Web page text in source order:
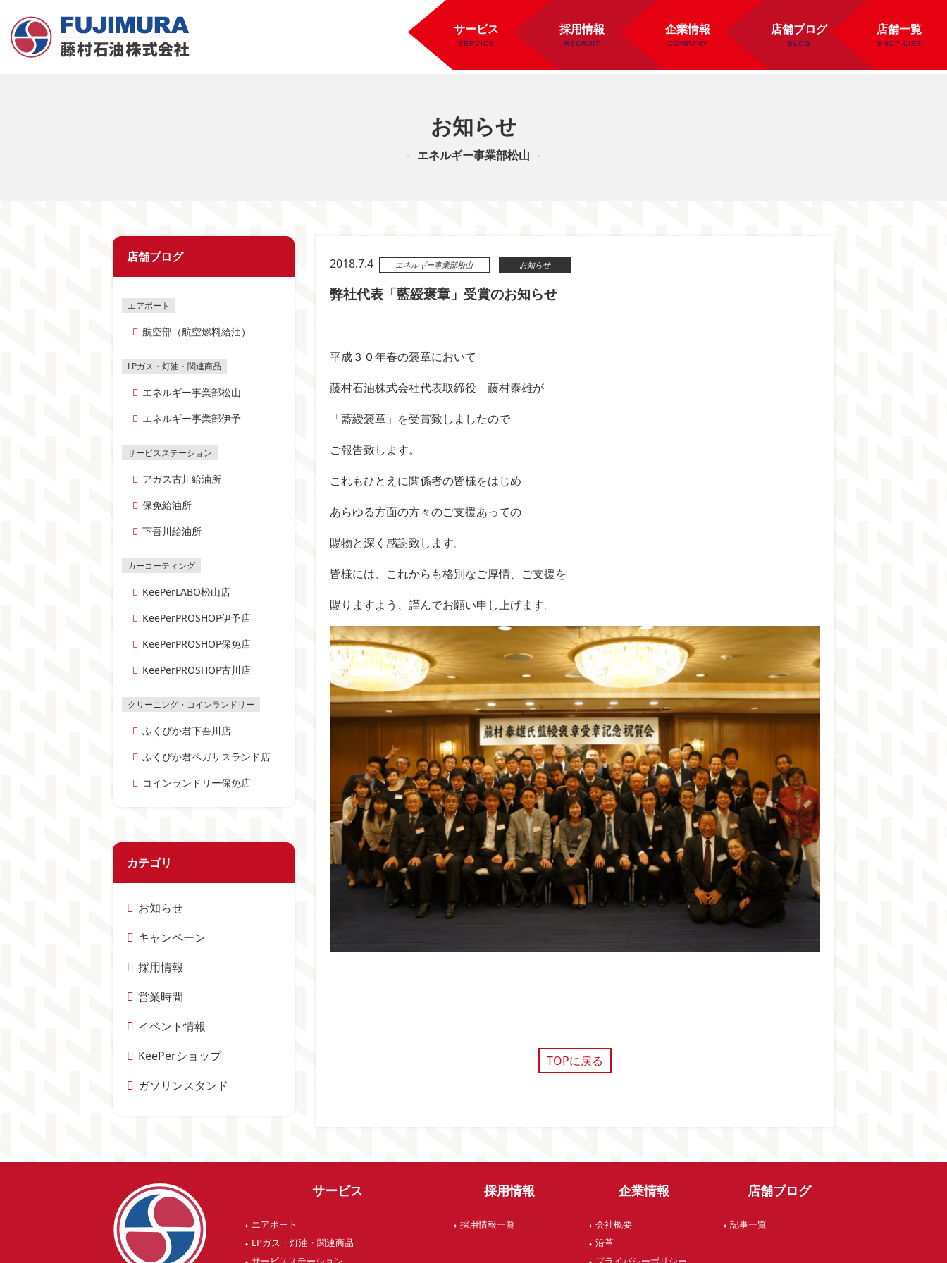
サービス 採用情報 企業情報 店舗ブログ 店舗一覧
お知らせ
エネルギー事業部松山
店舗ブログ
航空部（航空燃料給油）
エネルギー事業部松山
エネルギー事業部伊予
アガス古川給油所
保免給油所
下吾川給油所
KeePerLABO松山店
KeePerPROSHOP伊予店
KeePerPROSHOP保免店
KeePerPROSHOP古川店
ふくぴか君下吾川店
ふくぴか君ペガサスランド店
コインランドリー保免店
カテゴリ
お知らせ
キャンペーン
採用情報
営業時間
イベント情報
KeePerショップ
ガソリンスタンド
2018.7.4 エネルギー事業部松山 お知らせ
弊社代表「藍綬褒章」受賞のお知らせ
平成３０年春の褒章において
藤村石油株式会社代表取締役 藤村泰雄が
「藍綬褒章」を受賞致しましたので
ご報告致します。
これもひとえに関係者の皆様をはじめ
あらゆる方面の方々のご支援あっての
賜物と深く感謝致します。
皆様には、これからも格別なご厚情、ご支援を
賜りますよう、謹んでお願い申し上げます。
TOPに戻る
サービス
エアポート
LPガス・灯油・関連商品
採用情報
採用情報一覧
企業情報
会社概要
沿革
店舗ブログ
記事一覧